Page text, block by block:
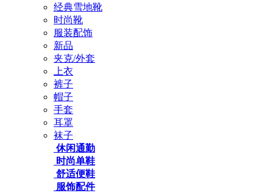
经典雪地靴
时尚靴
服装配饰
新品
夹克/外套
上衣
裤子
帽子
手套
耳罩
袜子
休闲通勤
时尚单鞋
舒适便鞋
服饰配件